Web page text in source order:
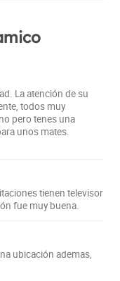
La atención de su
todos muy
pero tenes una
unos mates.
tienen televisor
fue muy buena.
ubicación ademas,